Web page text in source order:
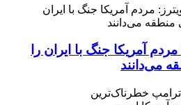
آمریکا جنگ با ایران را
می‌دانند